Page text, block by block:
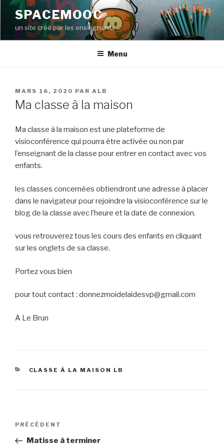
Aller
contenu
principal
SPACEMOOC
un site créé par les enseignants
Menu
PUBLIÉ
LE
MARS 16, 2020 PAR ALB
Ma classe à la maison
Ma classe à la maison est une plateforme de
visioconférence qui pourra être activée ou non par
l’enseignant de la classe pour entrer en contact avec vos
enfants.
les classes concernées obtiendront une adresse à placer
dans le navigateur pour rejoindre la visioconférence sur le
blog de la classe avec l’heure et la date de connexion.
vous retrouverez tous les cours des enfants en cliquant
sur les onglets de sa classe.
Portez vous bien
pour tout contact : donnezmoidelaidesvp@gmail.com
A Le Brun
CATÉGORIES
CLASSE À LA MAISON LB
Navigation
Article
précédent
PRÉCÉDENT
Matisse à terminer